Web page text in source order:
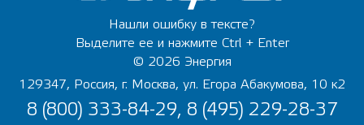
Нашли ошибку в тексте?
Выделите ее и нажмите Ctrl + Enter
© 2026 Энергия
129347, Россия, г. Москва, ул. Егора Абакумова, 10 к2
8 (800) 333-84-29, 8 (495) 229-28-37